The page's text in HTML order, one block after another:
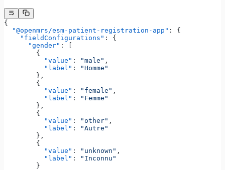
{
  "@openmrs/esm-patient-registration-app"
: {
    "fieldConfigurations"
: {
      "gender"
: [
        {
          "value"
: "male" ,
          "label"
:
"Homme"
        },
        {
          "value"
: "female" ,
          "label"
:
"Femme"
        },
        {
          "value"
: "other" ,
          "label"
:
"Autre"
        },
        {
          "value"
: "unknown" ,
          "label"
:
"Inconnu"
        }